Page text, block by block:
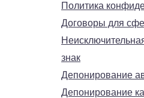
Политика
Договоры для
знак
Депонирование
Депонирование